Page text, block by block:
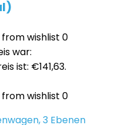
wishlist 0
war:
ist: €141,63.
wishlist 0